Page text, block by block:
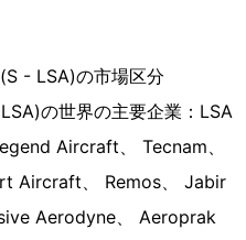
- LSA)の市場区分
の世界の主要企業：LSA
Aircraft、 Tecnam、
Aircraft、 Remos、 Jabir
Aerodyne、 Aeroprak